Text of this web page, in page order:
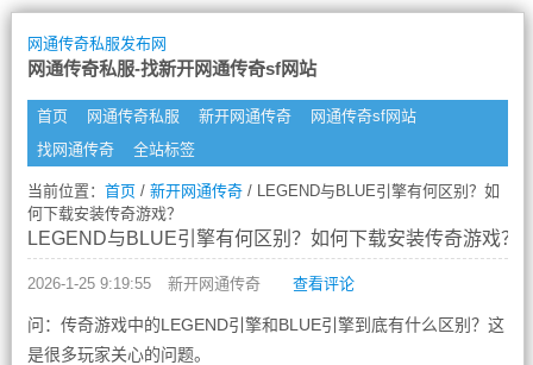
网通传奇私服发布网
网通传奇私服-找新开网通传奇sf网站
首页 网通传奇私服 新开网通传奇
网通传奇sf网站
找网通传奇
全站标签
当前位置： 首页/ 新开网通传奇/ LEGEND与BLUE引擎有何区别？如
何下载安装传奇游戏？
LEGEND与BLUE引擎有何区别？如何下载安装传奇游戏？
2026-1-25 9:19:55 新开网通传奇 查看评论
问：传奇游戏中的LEGEND引擎和BLUE引擎到底有什么区别？这
是很多玩家关心的问题。